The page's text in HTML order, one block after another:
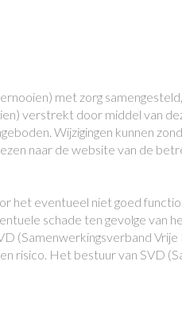
met zorg
verstrekt door middel van
Wijzigingen kunnen
naar de website van de
het eventueel niet goed
schade ten gevolge van
(Samenwerkingsverband
risico. Het bestuur van SVD